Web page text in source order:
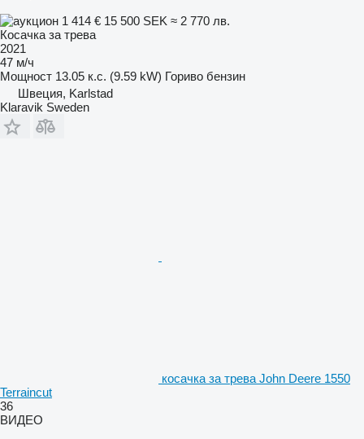
1 414 € 15 500 SEK ≈ 2 770 лв.
Косачка за трева
2021
47 м/ч
Мощност 13.05 к.с. (9.59 kW) Гориво бензин
Швеция, Karlstad
Klaravik Sweden
косачка за трева John Deere 1550
Terraincut
36
ВИДЕО